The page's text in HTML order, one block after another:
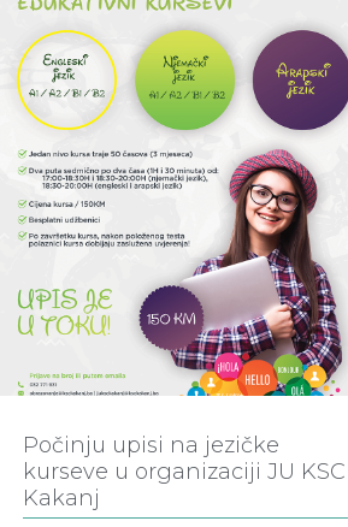
Počinju upisi na jezičke
kurseve u organizaciji JU KSC
Kakanj